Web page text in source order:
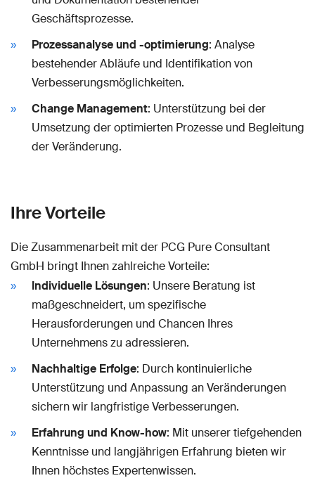
Geschäftsprozesse.
Prozessanalyse und -optimierung: Analyse
bestehender Abläufe und Identifikation von
Verbesserungsmöglichkeiten.
Change Management: Unterstützung bei der
Umsetzung der optimierten Prozesse und Begleitung
der Veränderung.
Ihre Vorteile
Die Zusammenarbeit mit der PCG Pure Consultant
GmbH bringt Ihnen zahlreiche Vorteile:
Individuelle Lösungen: Unsere Beratung ist
maßgeschneidert, um spezifische
Herausforderungen und Chancen Ihres
Unternehmens zu adressieren.
Nachhaltige Erfolge: Durch kontinuierliche
Unterstützung und Anpassung an Veränderungen
sichern wir langfristige Verbesserungen.
Erfahrung und Know-how: Mit unserer tiefgehenden
Kenntnisse und langjährigen Erfahrung bieten wir
Ihnen höchstes Expertenwissen.